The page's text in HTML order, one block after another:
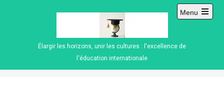
Élargir les horizons, unir les cultures : l'excellence de
l'éducation internationale
Menu
Open